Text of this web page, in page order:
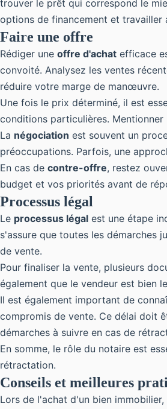
trouver le prêt qui correspond le
options de financement et
Faire une offre
Rédiger une offre d'achat efficace
convoité. Analysez les ventes
réduire votre marge de manœuvre.
Une fois le prix déterminé, il est
conditions particulières.
La négociation est souvent un
préoccupations. Parfois, une
En cas de contre-offre, restez
budget et vos priorités avant de
Processus légal
Le processus légal est une étape
s'assure que toutes les démarches
de vente.
Pour finaliser la vente, plusieurs
également que le vendeur est bien
Il est également important de
compromis de vente. Ce délai doit
démarches à suivre en cas de
En somme, le rôle du notaire est
rétractation.
Conseils et meilleures
Lors de l'achat d'un bien